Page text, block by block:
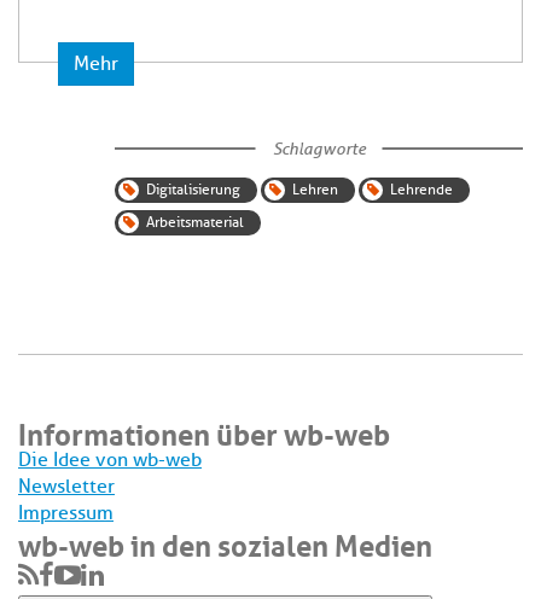
Mehr
Schlagworte
Digitalisierung Lehren
Lehrende
Arbeitsmaterial
Informationen über wb-web
Die Idee von wb-web
Newsletter
Impressum
wb-web in den sozialen Medien